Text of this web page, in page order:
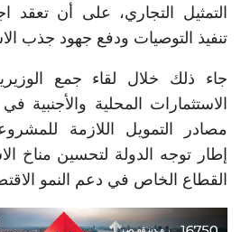
التمثيل التجاري، على أن تعقد
تنفيذ التوصيات ودفع جهود جذب
جاء ذلك خلال لقاء جمع
الاستثمارات المحلية والأجنبية
مصادر التمويل اللازمة
إطار توجه الدولة لتحسين مناخ
القطاع الخاص في دعم النمو